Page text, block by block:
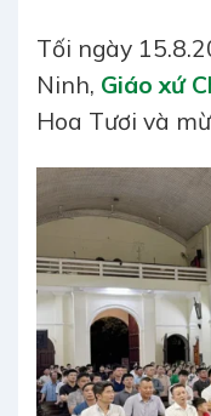
Tối ngày
Ninh, Giáo xứ
Hoa Tươi và